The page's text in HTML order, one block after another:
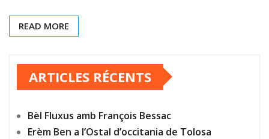
READ MORE
ARTICLES RÉCENTS
Bèl Fluxus amb François Bessac
Erèm Ben a l’Ostal d’occitania de Tolosa